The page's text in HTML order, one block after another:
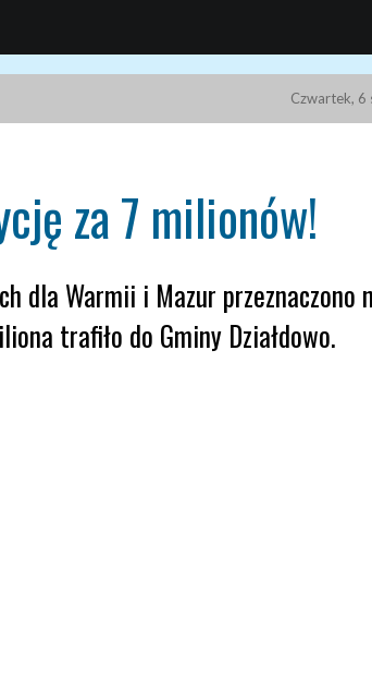
Czwartek, 6
za 7 milionów!
dla Warmii i Mazur przeznaczono
trafiło do Gminy Działdowo.